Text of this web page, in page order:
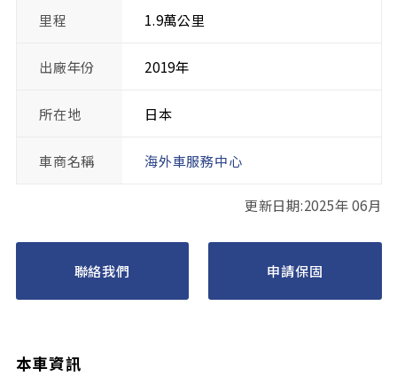
里程 1.9萬公里
出廠年份 2019年
所在地 日本
車商名稱 海外車服務中心
更新日期:2025年 06月
聯絡我們 申請保固
本車資訊